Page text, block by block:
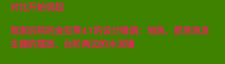
对比开始说起
我家后院的金豆荚4T的设计微调：地热、肥皂泡发
生器的摆放、台阶两边的水泥墙